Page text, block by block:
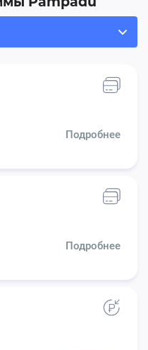
Подробнее
Подробнее